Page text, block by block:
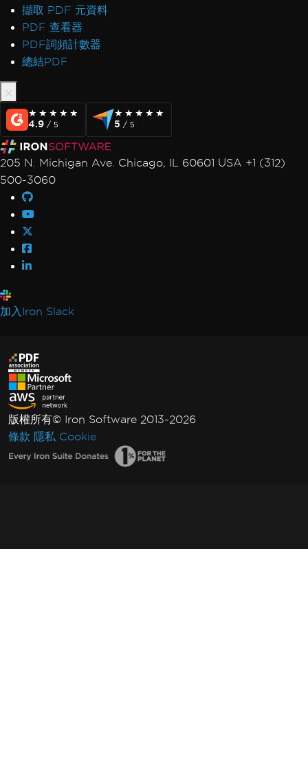
擷取 PDF 元資料
PDF 查看器
PDF詞頻計數器
總結PDF
★★★★★
★★★★★
4.9 / 5
★★★★★
★★★★★
5 / 5
205 N. Michigan Ave. Chicago, IL 60601 USA +1 (312)
500-3060
加入Iron Slack
版權所有© Iron Software 2013-2026
條款 隱私 Cookie